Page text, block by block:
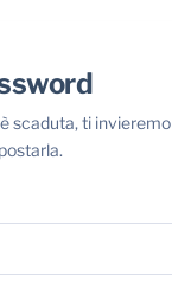
scaduta, ti invieremo